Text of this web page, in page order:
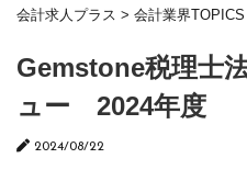
会計求人プラス > 会計業界TOPICS
Gemstone税理士
ュー 2024年度
2024/08/22